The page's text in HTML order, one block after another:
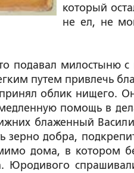
который
не ел, не
подавал милостыню
путем привлечь
облик нищего.
помощь в
блаженный
зерно добра,
дома, в котором
Юродивого